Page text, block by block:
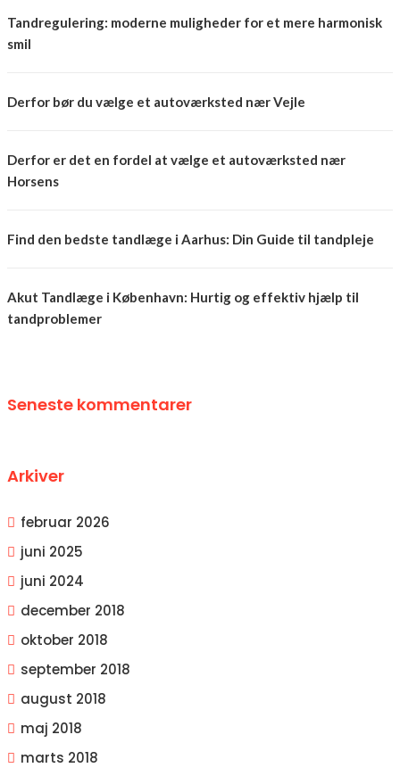
Tandregulering: moderne muligheder for et mere harmonisk
smil
Derfor bør du vælge et autoværksted nær Vejle
Derfor er det en fordel at vælge et autoværksted nær
Horsens
Find den bedste tandlæge i Aarhus: Din Guide til tandpleje
Akut Tandlæge i København: Hurtig og effektiv hjælp til
tandproblemer
Seneste kommentarer
Arkiver
februar 2026
juni 2025
juni 2024
december 2018
oktober 2018
september 2018
august 2018
maj 2018
marts 2018